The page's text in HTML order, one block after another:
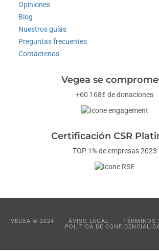
Opiniones
Blog
Nuestros guías
Preguntas frecuentes
Contáctenos
Vegea se
+60 168€ de donaciones
Certificación CSR
TOP 1% de empresas 2023
VEGEA © 2024 AVISO LEGAL
TÉRMINOS
POLÍTICA DE